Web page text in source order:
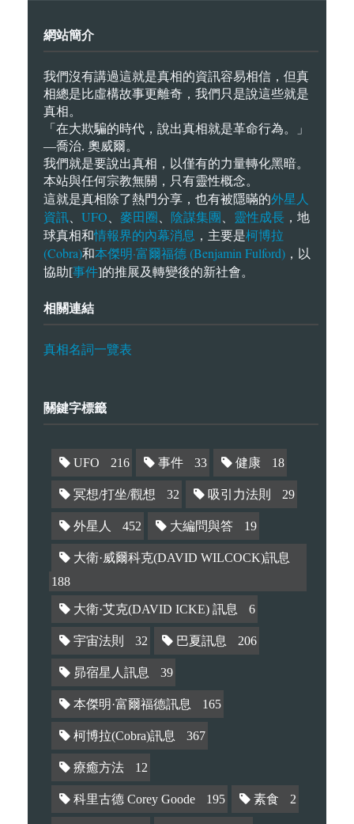
網站簡介
我們沒有講過這就是真相的資訊容易相信，但真
相總是比虛構故事更離奇，我們只是說這些就是
真相。
「在大欺騙的時代，說出真相就是革命行為。」
—喬治. 奧威爾。
我們就是要說出真相，以僅有的力量轉化黑暗。
本站與任何宗教無關，只有靈性概念。
這就是真相除了熱門分享，也有被隱暪的外星人
資訊
UFO 麥田圈 陰謀集團 靈性成長 ，地
球真相和情報界的內幕消息 ，主要是柯博拉
(Cobra)和本傑明·富爾福德 (Benjamin Fulford) ，以
協助[事件]的推展及轉變後的新社會。
相關連結
真相名詞一覽表
關鍵字標籤
UFO 216 事件 33 健康 18
冥想/打坐/觀想 32 吸引力法則 29
外星人 452 大編問與答 19
大衛·威爾科克(DAVID WILCOCK)訊息
188
大衛·艾克(DAVID ICKE) 訊息 6
宇宙法則 32 巴夏訊息 206
昴宿星人訊息 39
本傑明·富爾福德訊息 165
柯博拉(Cobra)訊息 367
療癒方法 12
科里古德 Corey Goode 195 素食 2